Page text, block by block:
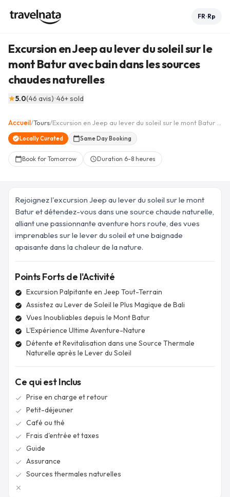
FR•Rp
Excursion en Jeep au lever du soleil sur le
mont Batur avec bain dans les sources
chaudes naturelles
star5.0(46 avis)•46+ sold
+6
Accueil/Tours/
verifiedLocally Curated calendar_todaySame Day Booking
calendar_todayBook for Tomorrow scheduleDuration 6-8 heures
Rejoignez l'excursion Jeep au lever du soleil sur le mont
Batur et détendez-vous dans une source chaude naturelle,
alliant une passionnante aventure hors route, des vues
imprenables sur le lever du soleil et une baignade
apaisante dans la chaleur de la nature.
Points Forts de l'Activité
check_circle Excursion Palpitante en Jeep Tout-Terrain
check_circle Assistez au Lever de Soleil le Plus Magique de Bali
check_circle Vues Inoubliables depuis le Mont Batur
check_circle L'Expérience Ultime Aventure-Nature
check_circle
Détente et Revitalisation dans une Source Thermale
Naturelle après le Lever du Soleil
Ce qui est Inclus
check Prise en charge et retour
check Petit-déjeuner
check Café ou thé
check Frais d'entrée et taxes
check Guide
check Assurance
check Sources thermales naturelles
close